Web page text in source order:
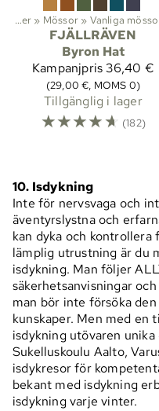
Huvudbonader ‪» Mössor ‪» Vanliga
FJÄLLRÄVEN
Byron Hat
Kampanjpris36,40 €
(29,00 €, MOMS 0)
Tillgänglig i lager
☆☆☆☆☆ (182)
‪» Kläder ‪» UV-skyddskläder
10. Isdykning
Inte för nervsvaga och
äventyrslystna och
kan dyka och
lämplig utrustning är du
isdykning. Man följer
säkerhetsanvisningar
man bör inte försöka
kunskaper. Men med en
isdykning utövaren
Sukelluskoulu Aalto,
isdykresor för
bekant med isdykning
isdykning varje vinter.